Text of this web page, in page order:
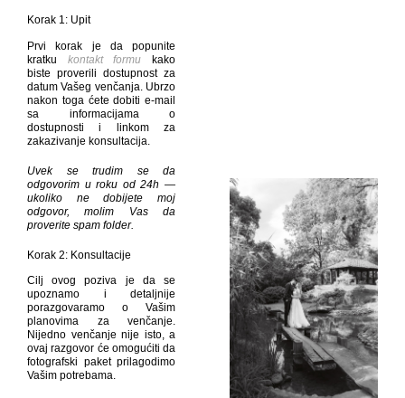
Korak 1: Upit
Prvi korak je da popunite
kratku kontakt formu kako
biste proverili dostupnost za
datum Vašeg venčanja. Ubrzo
nakon toga ćete dobiti e-mail
sa informacijama o
dostupnosti i linkom za
zakazivanje konsultacija.
Uvek se trudim se da
odgovorim u roku od 24h —
ukoliko ne dobijete moj
odgovor, molim Vas da
proverite spam folder.
Korak 2: Konsultacije
Cilj ovog poziva je da se
upoznamo i detaljnije
porazgovaramo o Vašim
planovima za venčanje.
Nijedno venčanje nije isto, a
ovaj razgovor će omogućiti da
fotografski paket prilagodimo
Vašim potrebama.